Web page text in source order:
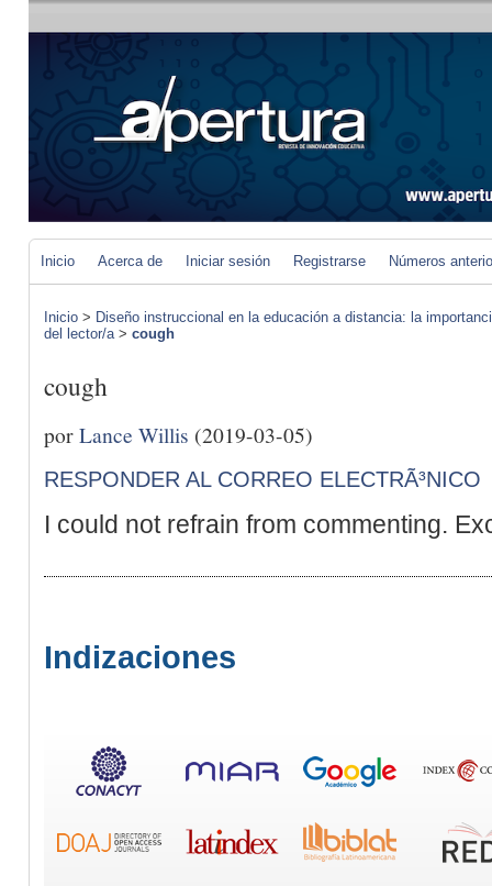
Inicio Acerca de Iniciar sesión Registrarse Números
Inicio > Diseño instruccional en la educación a distancia: la
del lector/a> cough
cough
porLance Willis (2019-03-05)
RESPONDER AL CORREO ELECTRÃ³NICO
I could not refrain from commenting.
Indizaciones